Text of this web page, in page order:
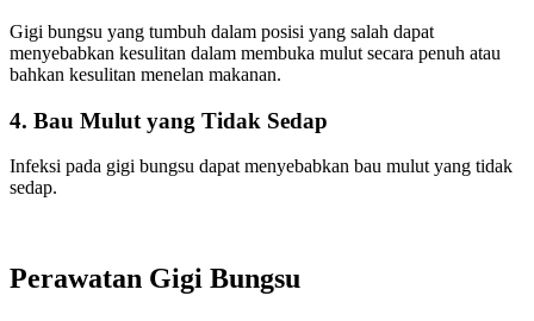
Gigi bungsu yang tumbuh dalam posisi yang salah dapat
menyebabkan kesulitan dalam membuka mulut secara penuh atau
bahkan kesulitan menelan makanan.
4. Bau Mulut yang Tidak Sedap
Infeksi pada gigi bungsu dapat menyebabkan bau mulut yang tidak
sedap.
Perawatan Gigi Bungsu